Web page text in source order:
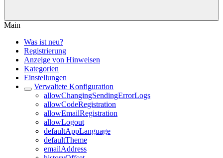
Main
Was ist neu?
Registrierung
Anzeige von Hinweisen
Kategorien
Einstellungen
Verwaltete Konfiguration
allowChangingSendingErrorLogs
allowCodeRegistration
allowEmailRegistration
allowLogout
defaultAppLanguage
defaultTheme
emailAddress